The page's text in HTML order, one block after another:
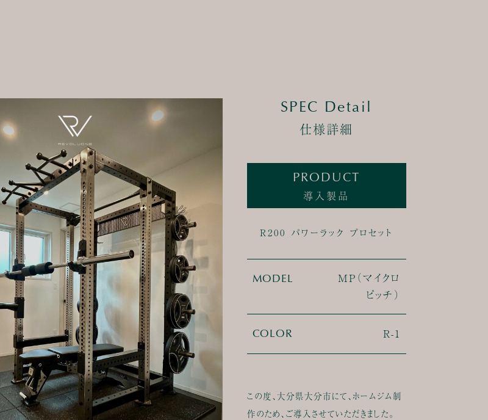
SPEC Detail
仕様詳細
PRODUCT
導入製品
R200 パワーラック プロセット
MODEL
MP（マイクロ
ピッチ）
COLOR R-1
この度、大分県大分市にて、ホームジム制
作のため、ご導入させていただきました。